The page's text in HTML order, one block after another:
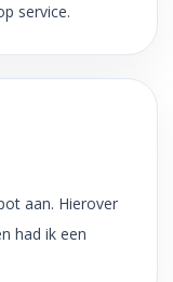
service.
aan. Hierover
had ik een